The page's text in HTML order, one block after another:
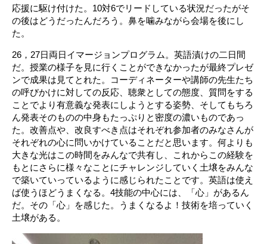
応援に駆け付けた。10対6でリードしている状況だったがそ
の後はどうだったんだろう。鼻を噛みながら会場を後にし
た。
26，27日両日イマージョンプログラム。英語漬けの二日間
だ。授業の様子を見に行くことができなかったが最終プレゼ
ンで成果は見てとれた。コーディネーターや講師の先生たち
の呼びかけに対しての反応、聴衆としての態度、質問をする
ことでより有意義な発表にしようとする姿勢、そしてもちろ
ん発表そのものの中身もたっぷりと密度の濃いものであっ
た。改善点や、改良すべき点はそれぞれ参加者のみなさんが
それぞれの心に問いかけていることだと思います。何よりも
大きな光はこの時間をみんなで共有し、これからこの経験を
もとにさらに様々なことにチャレンジしていく土壌をみんな
で築いていっているように感じられたことです。英語は使え
ば使うほどうまくなる。4技能の中心には、「心」があるん
だ。その「心」を感じた。うまくなるよ！技術を培っていく
土壌がある。